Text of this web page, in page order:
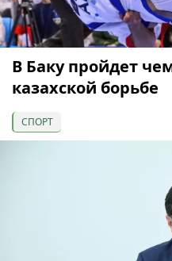
В Баку пройдет
казахской борьбе
СПОРТ